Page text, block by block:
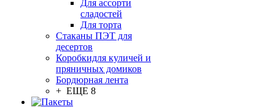
Для ассорти
сладостей
Для торта
Стаканы ПЭТ для
десертов
Коробкидля куличей и
пряничных домиков
Бордюрная лента
+ ЕЩЕ 8